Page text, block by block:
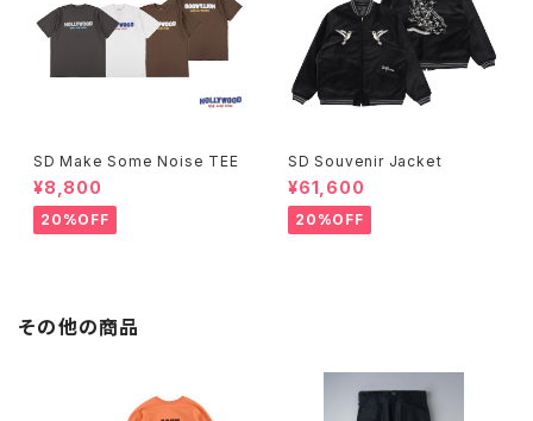
SD Make Some Noise TEE
¥8,800
20%OFF
SD Souvenir Jacket
¥61,600
20%OFF
その他の商品